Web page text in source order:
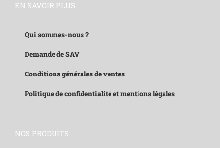
EN SAVOIR PLUS
Qui sommes-nous ?
Demande de SAV
Conditions générales de ventes
Politique de confidentialité et mentions légales
NOS PRODUITS